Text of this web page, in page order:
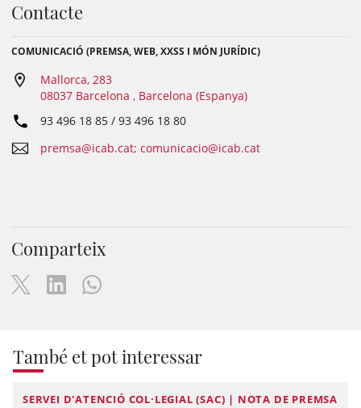
Contacte
COMUNICACIÓ (PREMSA, WEB, XXSS I MÓN JURÍDIC)
Mallorca, 283
08037 Barcelona , Barcelona (Espanya)
93 496 18 85 / 93 496 18 80
premsa@icab.cat; comunicacio@icab.cat
Comparteix
També et pot interessar
SERVEI D'ATENCIÓ COL·LEGIAL (SAC) | NOTA DE PREMSA